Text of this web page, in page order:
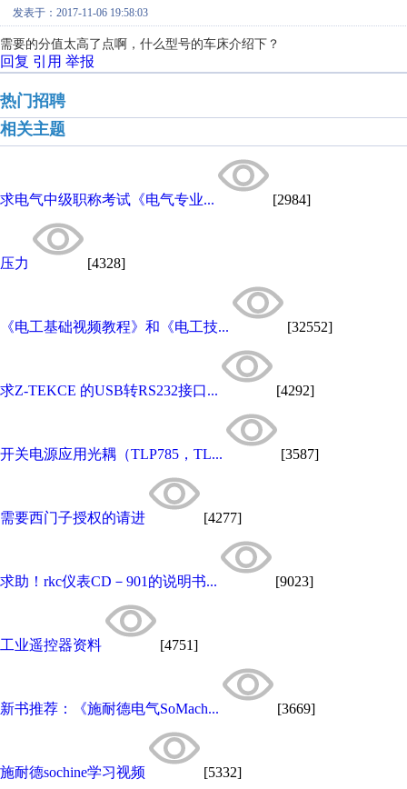
发表于：2017-11-06 19:58:03
需要的分值太高了点啊，什么型号的车床介绍下？
回复 引用 举报
热门招聘
相关主题
求电气中级职称考试《电气专业... [2984]
压力 [4328]
《电工基础视频教程》和《电工技... [32552]
求Z-TEKCE 的USB转RS232接口... [4292]
开关电源应用光耦（TLP785，TL... [3587]
需要西门子授权的请进 [4277]
求助！rkc仪表CD－901的说明书... [9023]
工业遥控器资料 [4751]
新书推荐：《施耐德电气SoMach... [3669]
施耐德sochine学习视频 [5332]